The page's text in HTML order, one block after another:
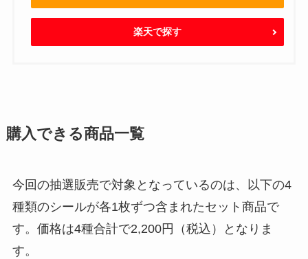
楽天で探す
購入できる商品一覧
今回の抽選販売で対象となっているのは、以下の4
種類のシールが各1枚ずつ含まれたセット商品で
す。価格は4種合計で2,200円（税込）となりま
す。